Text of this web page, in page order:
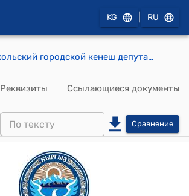
KG RU
Каракольский городской кенеш депутатов от 04 ноября 2019 года №27-30/6 Постановление "О выделении денежных средств на ограждение нового мусульманского кладбища"
Реквизиты Ссылающиеся документы
Сравнение